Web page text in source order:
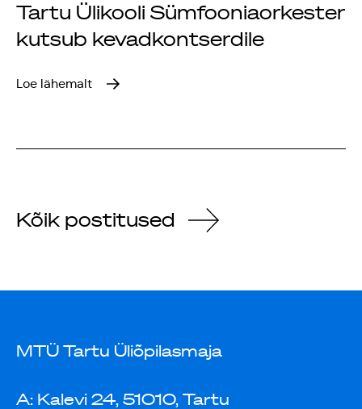
Tartu Ülikooli Sümfooniaorkester
kutsub kevadkontserdile
Loe lähemalt
Kõik postitused
MTÜ Tartu Üliõpilasmaja
A: Kalevi 24, 51010, Tartu